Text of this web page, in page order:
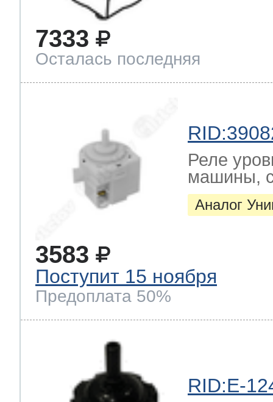
7333
Осталась последняя
Реле
машины,
Аналог
3583
Поступит 15 ноября
Предоплата 50%
RID:E-